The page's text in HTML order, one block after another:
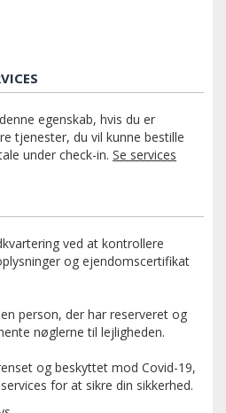
egenskab, hvis du er
tjenester, du vil kunne bestille
under check-in. Se services
ved at kontrollere
og ejendomscertifikat
person, der har reserveret og
nøglerne til lejligheden.
og beskyttet mod Covid-19,
for at sikre din sikkerhed.